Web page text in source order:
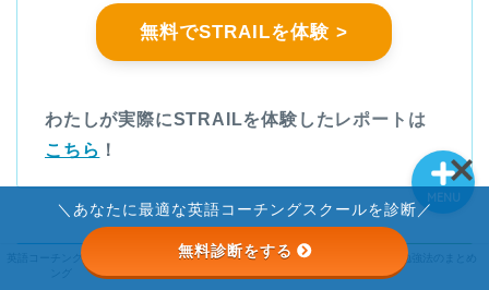
無料でSTRAILを体験 >
わたしが実際にSTRAILを体験したレポートは
こちら ！
英語コーチングランキ
ライザップイングリッ
STRAIL 英語勉強法のまとめ
MENU
STRAIL
＼あなたに最適な英語コーチングスクールを診断／
無料診断をする